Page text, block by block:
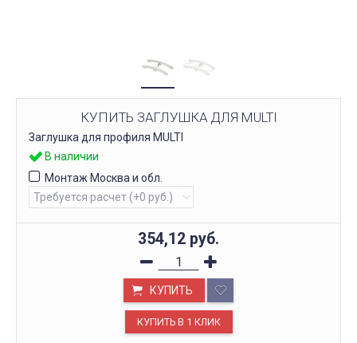
КУПИТЬ ЗАГЛУШКА ДЛЯ MULTI
Заглушка для профиля MULTI
В наличии
Монтаж Москва и обл.
354,12 руб.
КУПИТЬ